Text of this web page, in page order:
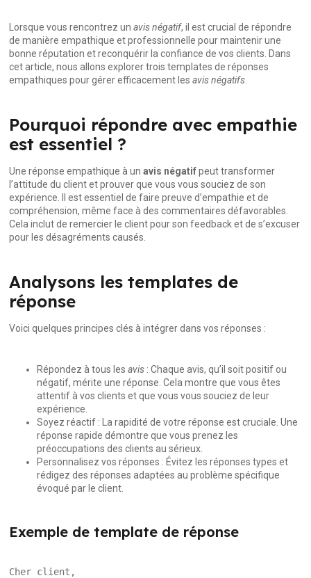
Lorsque vous rencontrez unavis négatif, il est crucial de répondre
de manière empathique et professionnelle pour maintenir une
bonne réputation et reconquérir la confiance de vos clients. Dans
cet article, nous allons explorer trois templates de réponses
empathiques pour gérer efficacement lesavis négatifs
Pourquoi répondre avec empathie
est essentiel ?
Une réponse empathique à unavis négatifpeut transformer
l’attitude du client et prouver que vous vous souciez de son
expérience. Il est essentiel defaire preuve d’empathie et de
compréhension, même face à des commentaires défavorables.
Cela inclut de remercier le client pour son feedback et de s’excuser
pour les désagréments causés.
Analysons les templates de
réponse
Voici quelques principes clés à intégrer dans vos réponses :
Répondez à tous lesavis : Chaque avis, qu’il soit positif ou
négatif, mérite une réponse. Cela montre que vous êtes
attentif à vos clients et que vous vous souciez de leur
expérience.
Soyez réactif : La rapidité de votre réponse est cruciale. Une
réponse rapide démontre que vous prenez les
préoccupations des clients au sérieux.
Personnalisez vos réponses : Évitez les réponses types et
rédigez des réponses adaptées au problème spécifique
évoqué par le client.
Exemple de template de réponse
Cher client,